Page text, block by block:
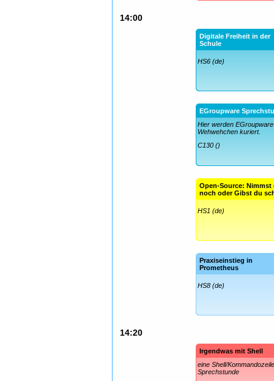
14:00
Digitale Freiheit in der
Schule
HS6 (de)
EGroupware
Hier werden
Wehwehchen kuriert.
C130 ()
Open-Source: Nimmst
noch oder Gibst du
HS1 (de)
Praxiseinstieg in
Prometheus
HS8 (de)
14:20
Irgendwas mit Shell
eine Shell/
Sprechstunde